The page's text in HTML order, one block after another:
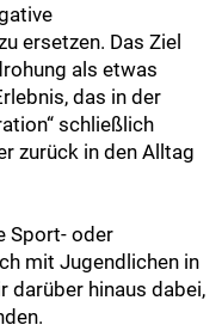
ersetzen. Das Ziel
als etwas
das in der
schließlich
zurück in den Alltag
Sport- oder
mit Jugendlichen in
darüber hinaus dabei,